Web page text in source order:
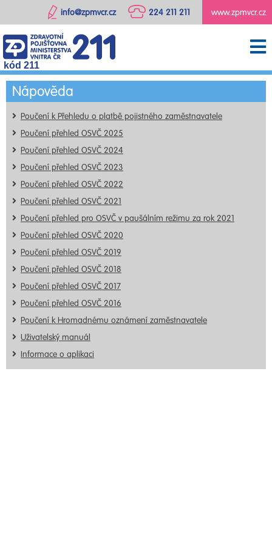
www.zpmvcr.cz
224 211 211
info@zpmvcr.cz
kód 211
Nápověda
Poučení k Přehledu o platbě pojistného zaměstnavatele
Poučení přehled OSVČ 2025
Poučení přehled OSVČ 2024
Poučení přehled OSVČ 2023
Poučení přehled OSVČ 2022
Poučení přehled OSVČ 2021
Poučení přehled pro OSVČ v paušálním režimu za rok 2021
Poučení přehled OSVČ 2020
Poučení přehled OSVČ 2019
Poučení přehled OSVČ 2018
Poučení přehled OSVČ 2017
Poučení přehled OSVČ 2016
Poučení k Hromadnému oznámení zaměstnavatele
Uživatelský manuál
Informace o aplikaci